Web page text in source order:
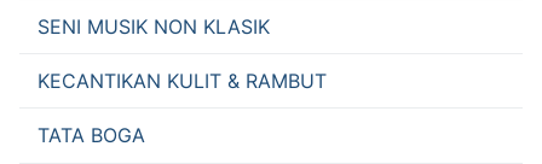
SENI MUSIK NON KLASIK
KECANTIKAN KULIT & RAMBUT
TATA BOGA